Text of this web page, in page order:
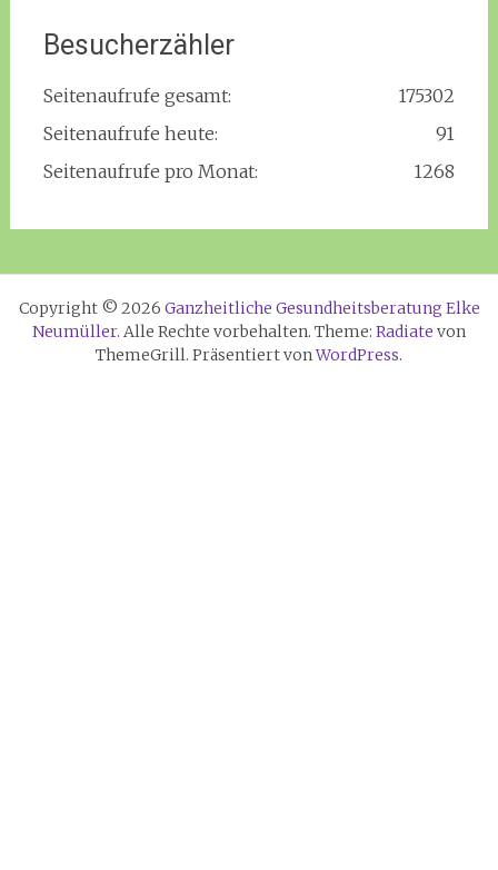
Besucherzähler
175302
Seitenaufrufe gesamt:
91
Seitenaufrufe heute:
1268
Seitenaufrufe pro Monat:
Copyright © 2026 Ganzheitliche Gesundheitsberatung Elke
Neumüller. Alle Rechte vorbehalten. Theme: Radiate von
ThemeGrill. Präsentiert vonWordPress.